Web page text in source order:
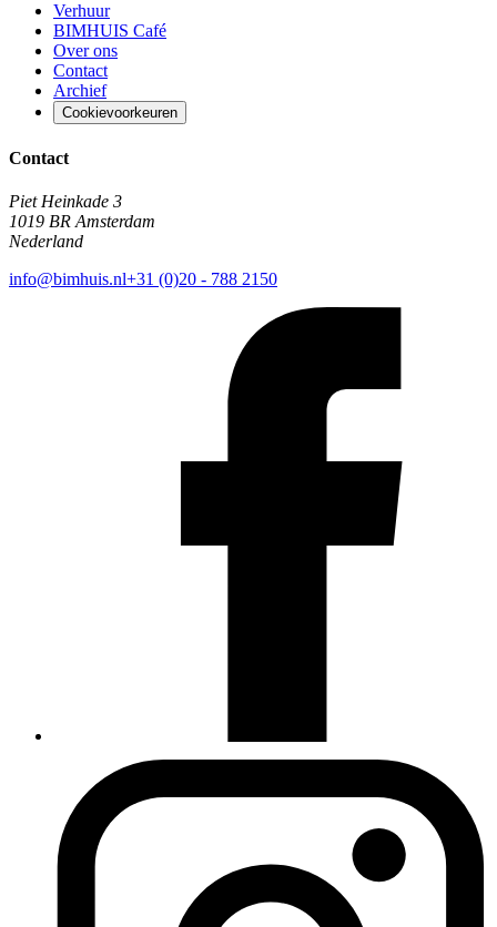
Verhuur
BIMHUIS Café
Over ons
Contact
Archief
Cookievoorkeuren
Contact
Piet Heinkade 3
1019 BR Amsterdam
Nederland
info@bimhuis.nl+31 (0)20 - 788 2150